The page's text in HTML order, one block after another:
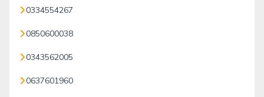
0334554267
0850600038
0343562005
0637601960